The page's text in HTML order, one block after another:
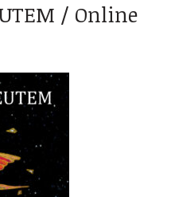
/ Online